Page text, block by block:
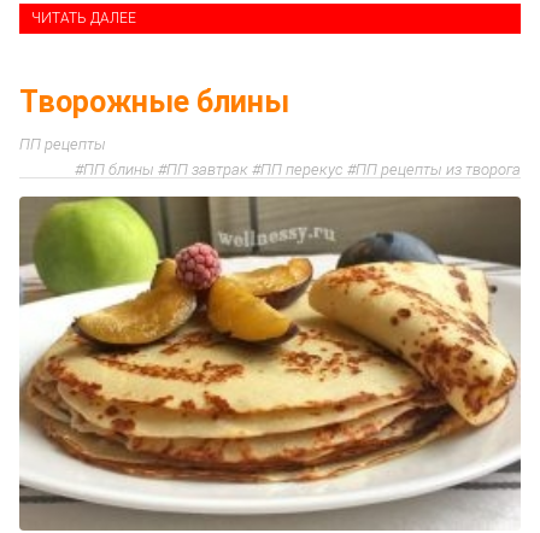
ЧИТАТЬ ДАЛЕЕ
Творожные блины
ПП рецепты
ПП блины
ПП завтрак ПП перекус ПП рецепты из творога